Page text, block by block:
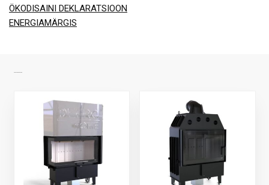
ÖKODISAINI DEKLARATSIOON
ENERGIAMÄRGIS